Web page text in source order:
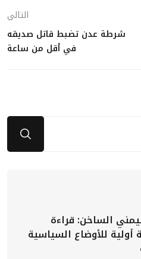
التالي
شرطة عدن تضبط قاتل صديقه
في أقل من ساعة
الساخن: قراءة
للأوضاع السياسية